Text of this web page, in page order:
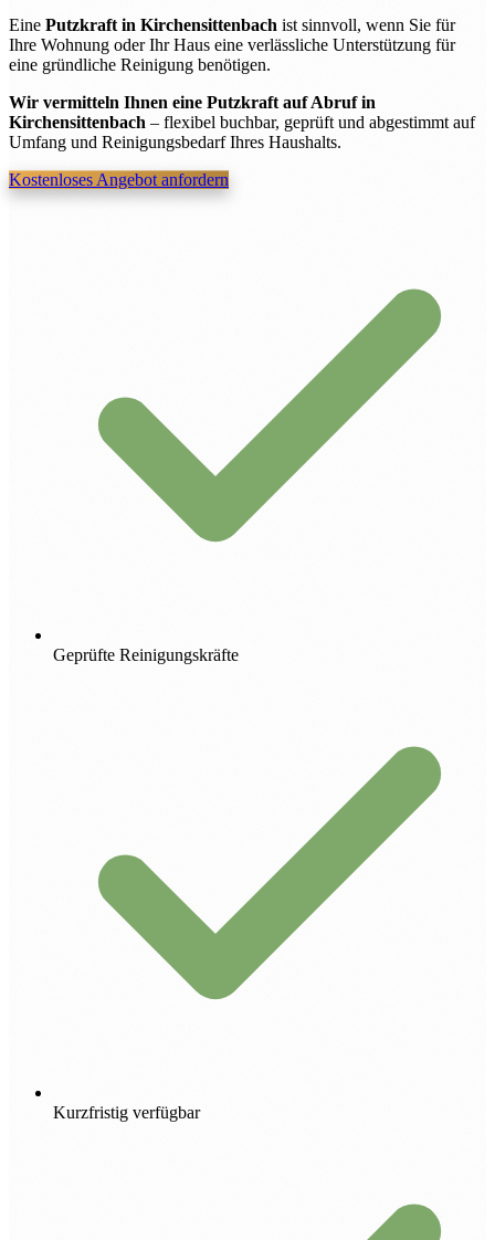
Eine Putzkraft in Kirchensittenbach ist sinnvoll, wenn Sie für
Ihre Wohnung oder Ihr Haus eine verlässliche Unterstützung für
eine gründliche Reinigung benötigen.
Wir vermitteln Ihnen eine Putzkraft auf Abruf in
Kirchensittenbach – flexibel buchbar, geprüft und abgestimmt auf
Umfang und Reinigungsbedarf Ihres Haushalts.
Kostenloses Angebot anfordern
Geprüfte Reinigungskräfte
Kurzfristig verfügbar